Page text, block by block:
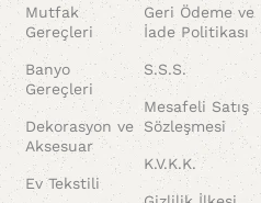
Mutfak
Gereçleri
Banyo
Gereçleri
Dekorasyon ve
Aksesuar
Ev Tekstili
Geri Ödeme ve
İade Politikası
S.S.S.
Mesafeli Satış
Sözleşmesi
K.V.K.K.